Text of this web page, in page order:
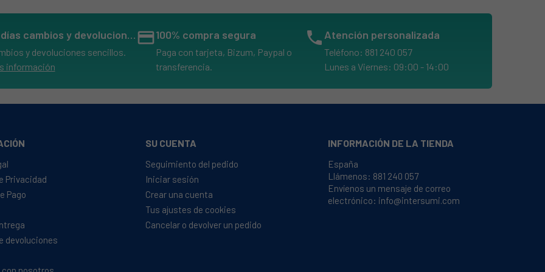
14 días cambios y devoluciones
y devoluciones sencillos.
información
credit_card100% compra segura
Paga con tarjeta, Bizum, Paypal o
transferencia.
phone Atención personalizada
Teléfono: 881 240 057
Lunes a Viernes: 09:00 - 14:00
Privacidad
Pago
devoluciones
SU CUENTA
Seguimiento del pedido
Iniciar sesión
Crear una cuenta
Tus ajustes de cookies
Cancelar o devolver un pedido
INFORMACIÓN DE LA TIENDA
España
Llámenos: 881 240 057
Envíenos un mensaje de correo
electrónico: info@intersumi.com